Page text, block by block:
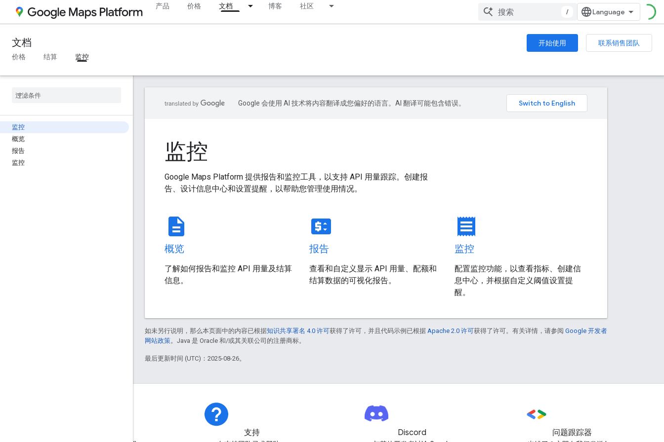
产品 价格 文档 博客 社区
/
文档 开始使用
联系销售团队
价格
结算 监控
监控
概览
报告
监控
Google 会使用 AI 技术将内容翻译成您偏好的语言。AI 翻译可能包含错误。
监控
Google Maps Platform 提供报告和监控工具，以支持 API 用量跟踪。创建报
告、设计信息中心和设置提醒，以帮助您管理使用情况。
description
概览
了解如何报告和监控 API 用量及结算
信息。
price_change
报告
查看和自定义显示 API 用量、配额和
结算数据的可视化报告。
receipt
监控
配置监控功能，以查看指标、创建信
息中心，并根据自定义阈值设置提
醒。
如未另行说明，那么本页面中的内容已根据知识共享署名 4.0 许可获得了许可，并且代码示例已根据 Apache 2.0 许可获得了许可。有关详情，请参阅 Google 开发者
网站政策。Java 是 Oracle 和/或其关联公司的注册商标。
最后更新时间 (UTC)：2025-08-26。
支持 Discord 问题跟踪器